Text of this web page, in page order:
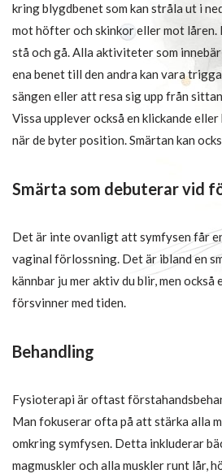
kring blygdbenet som kan stråla ut i
mot höfter och skinkor eller mot
stå och gå. Alla aktiviteter som
ena benet till den andra kan vara
sängen eller att resa sig upp från
Vissa upplever också en klickande
när de byter position. Smärtan kan
Smärta som debuterar vid
Det är inte ovanligt att symfysen får
vaginal förlossning. Det är ibland en
kännbar ju mer aktiv du blir, men
försvinner med tiden.
Behandling
Fysioterapi är oftast
Man fokuserar ofta på att stärka alla
omkring symfysen. Detta inkluderar
magmuskler och alla muskler runt lår,